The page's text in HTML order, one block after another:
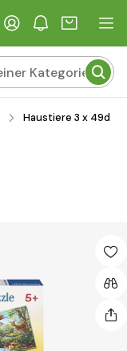
Haustiere 3 x 49d